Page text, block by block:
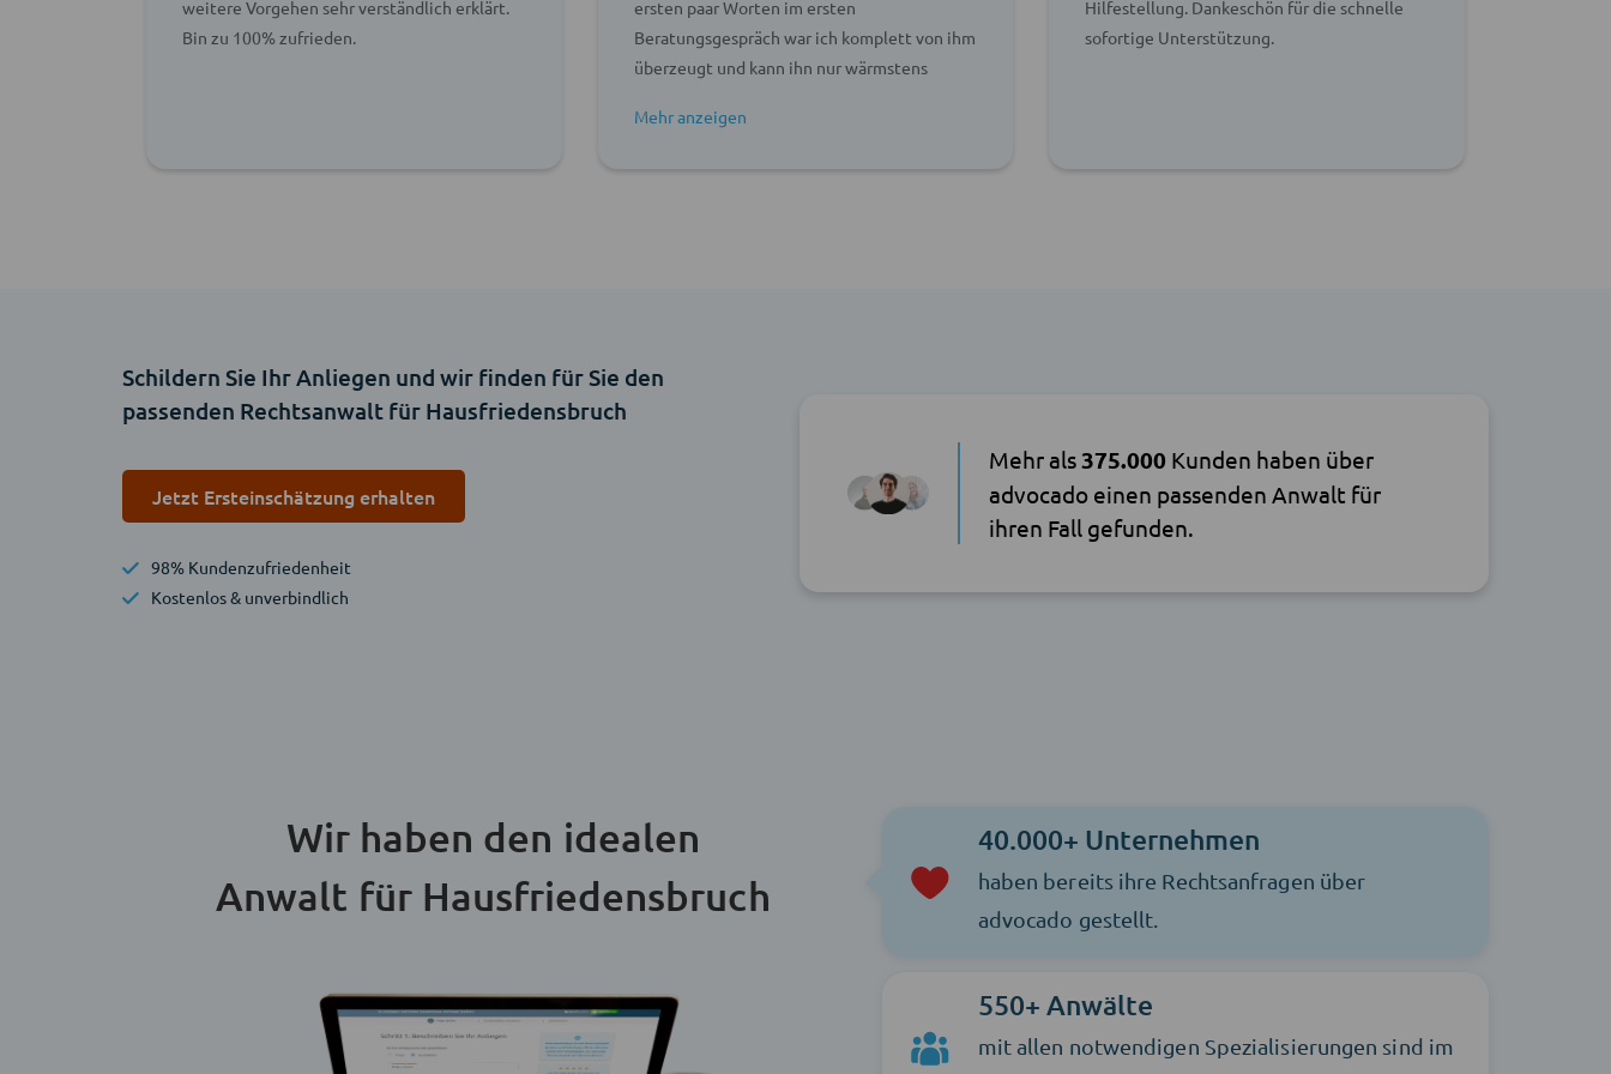
weitere Vorgehen sehr verständlich erklärt.
Bin zu 100% zufrieden.
ersten paar Worten im ersten
Beratungsgespräch war ich komplett von ihm
überzeugt und kann ihn nur wärmstens
Hilfestellung. Dankeschön für die schnelle
sofortige Unterstützung.
Schildern Sie Ihr Anliegen und wir finden für Sie den
passenden Rechtsanwalt für Hausfriedensbruch
Jetzt Ersteinschätzung erhalten
98% Kundenzufriedenheit
Kostenlos & unverbindlich
Mehr als375.000 Kunden haben über
advocado einen passenden Anwalt für
ihren Fall gefunden.
Wir haben den idealen
Anwalt für Hausfriedensbruch
40.000+ Unternehmen
haben bereits ihre Rechtsanfragen über
advocado gestellt.
550+ Anwälte
mit allen notwendigen Spezialisierungen sind im